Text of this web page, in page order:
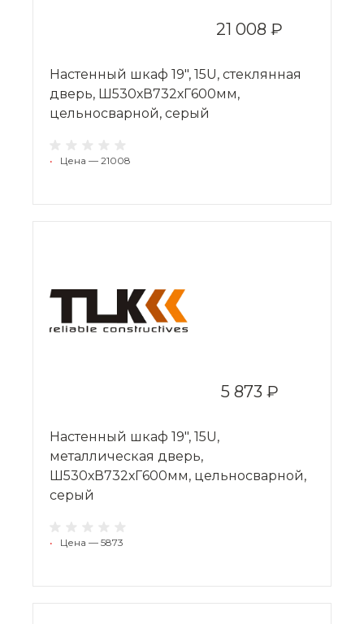
21 008 ₽
Настенный шкаф 19", 15U, стеклянная
дверь, Ш530хВ732хГ600мм,
цельносварной, серый
• Цена — 21008
5 873 ₽
Настенный шкаф 19", 15U,
металлическая дверь,
Ш530хВ732хГ600мм, цельносварной,
серый
• Цена — 5873